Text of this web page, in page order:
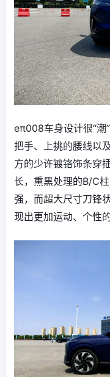
eπ008车身设计很“潮
把手、上挑的腰线以
方的少许镀铬饰条穿
长，熏黑处理的B/C
强，而超大尺寸刀锋
现出更加运动、个性的